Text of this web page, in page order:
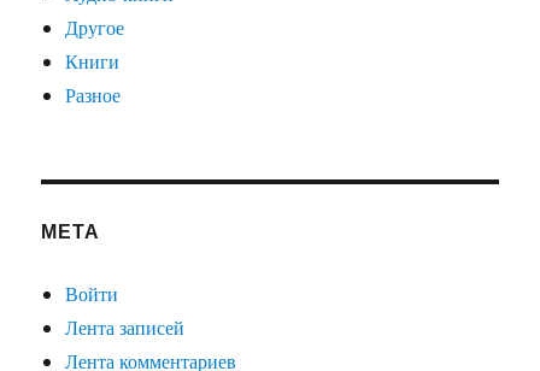
Другое
Книги
Разное
МЕТА
Войти
Лента записей
Лента комментариев